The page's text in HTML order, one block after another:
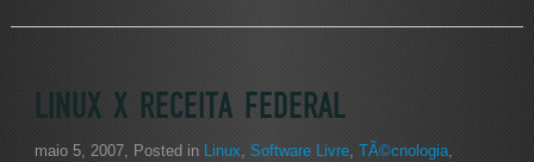
LINUX X RECEITA FEDERAL
maio 5, 2007, Posted in Linux, Software Livre, TÃ©cnologia,